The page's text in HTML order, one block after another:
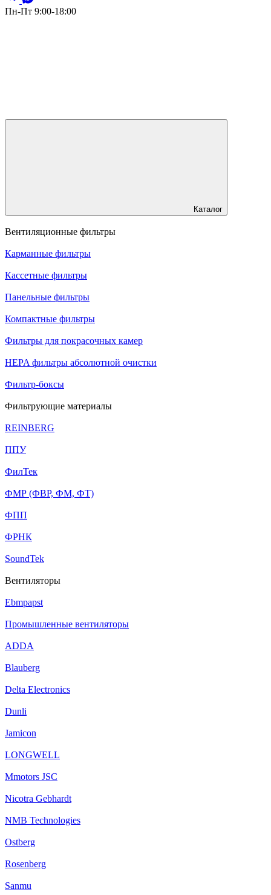
Пн-Пт 9:00-18:00
Каталог
Вентиляционные фильтры
Карманные фильтры
Кассетные фильтры
Панельные фильтры
Компактные фильтры
Фильтры для покрасочных камер
HEPA фильтры абсолютной очистки
Фильтр-боксы
Фильтрующие материалы
REINBERG
ППУ
ФилТек
ФМР (ФВР, ФМ, ФТ)
ФПП
ФРНК
SoundTek
Вентиляторы
Ebmpapst
Промышленные вентиляторы
ADDA
Blauberg
Delta Electronics
Dunli
Jamicon
LONGWELL
Mmotors JSC
Nicotra Gebhardt
NMB Technologies
Ostberg
Rosenberg
Sanmu